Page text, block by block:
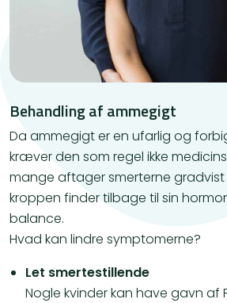
Behandling af ammegigt
Da ammegigt er en ufarlig og
kræver den som regel ikke
mange aftager smerterne
kroppen finder tilbage til sin
balance.
Hvad kan lindre symptomerne?
Let smertestillende
Nogle kvinder kan have gavn af